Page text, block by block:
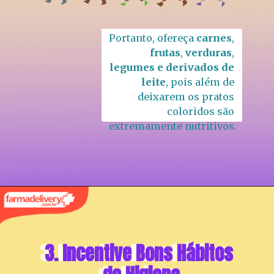
Portanto, ofereça carnes
frutas, verduras
legumes e derivados de
leite, pois além de
deixarem os pratos
coloridos são
extremamente nutritivos.
3. Incentive Bons Hábitos
3. Incentive Bons Hábitos